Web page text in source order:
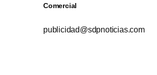
Comercial
publicidad@sdpnoticias.com